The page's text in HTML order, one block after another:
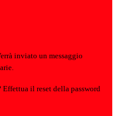
inviato un messaggio
Effettua il reset della password